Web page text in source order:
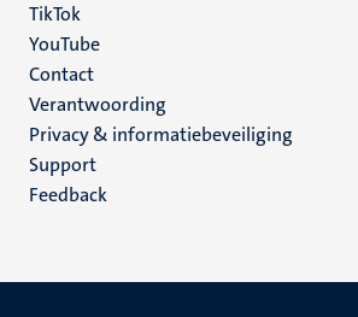
TikTok
YouTube
Menu
footer
(NL)
Contact
Verantwoording
Privacy & informatiebeveiliging
Support
Feedback